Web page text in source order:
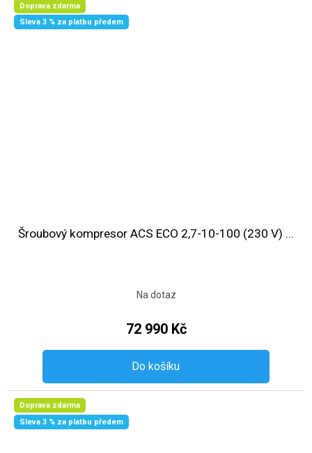
Doprava zdarma
Sleva 3 % za platbu předem
Šroubový kompresor ACS ECO 2,7-10-100 (230 V) ...
Na dotaz
72 990 Kč
Do košíku
Doprava zdarma
Sleva 3 % za platbu předem